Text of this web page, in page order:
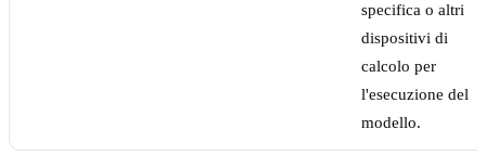
specifica o altri
dispositivi di
calcolo per
l'esecuzione del
modello.